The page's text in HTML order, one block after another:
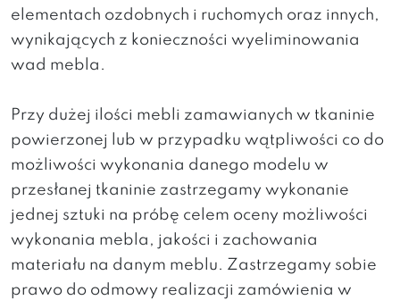
elementach ozdobnych i ruchomych oraz innych,
wynikających z konieczności wyeliminowania
wad mebla.
Przy dużej ilości mebli zamawianych w tkaninie
powierzonej lub w przypadku wątpliwości co do
możliwości wykonania danego modelu w
przesłanej tkaninie zastrzegamy wykonanie
jednej sztuki na próbę celem oceny możliwości
wykonania mebla, jakości i zachowania
materiału na danym meblu. Zastrzegamy sobie
prawo do odmowy realizacji zamówienia w